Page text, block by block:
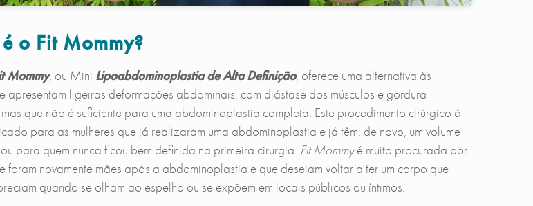
o Fit Mommy?
Mommy, ou Mini Lipoabdominoplastia de Alta Definição, oferece uma alternativa às
apresentam ligeiras deformações abdominais, com diástase dos músculos e gordura
que não é suficiente para uma abdominoplastia completa. Este procedimento cirúrgico é
para as mulheres que já realizaram uma abdominoplastia e já têm, de novo, um volume
para quem nunca ficou bem definida na primeira cirurgia. Fit Mommyé muito procurada por
foram novamente mães após a abdominoplastia e que desejam voltar a ter um corpo que
quando se olham ao espelho ou se expõem em locais públicos ou íntimos.